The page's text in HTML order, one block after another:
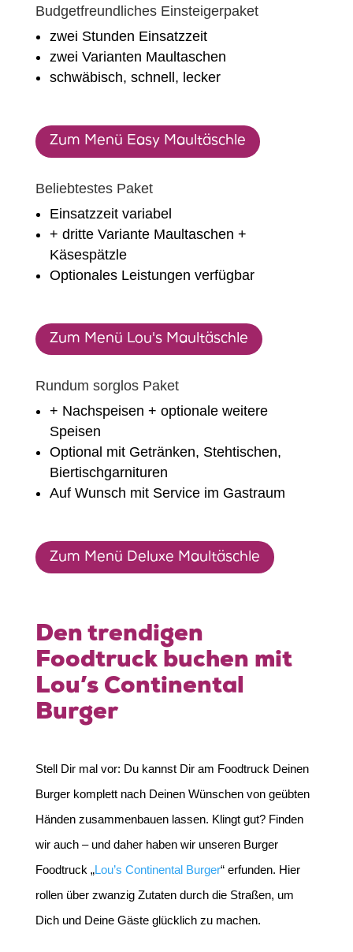
Budgetfreundliches Einsteigerpaket
zwei Stunden Einsatzzeit
zwei Varianten Maultaschen
schwäbisch, schnell, lecker
Zum Menü Easy Maultäschle
Beliebtestes Paket
Einsatzzeit variabel
+ dritte Variante Maultaschen +
Käsespätzle
Optionales Leistungen verfügbar
Zum Menü Lou's Maultäschle
Rundum sorglos Paket
+ Nachspeisen + optionale weitere
Speisen
Optional mit Getränken, Stehtischen,
Biertischgarnituren
Auf Wunsch mit Service im Gastraum
Zum Menü Deluxe Maultäschle
Den trendigen
Foodtruck buchen mit
Lou’s Continental
Burger
Stell Dir mal vor: Du kannst Dir am Foodtruck Deinen
Burger komplett nach Deinen Wünschen von geübten
Händen zusammenbauen lassen. Klingt gut? Finden
wir auch – und daher haben wir unseren Burger
Foodtruck „Lou’s Continental Burger“ erfunden. Hier
rollen über zwanzig Zutaten durch die Straßen, um
Dich und Deine Gäste glücklich zu machen.